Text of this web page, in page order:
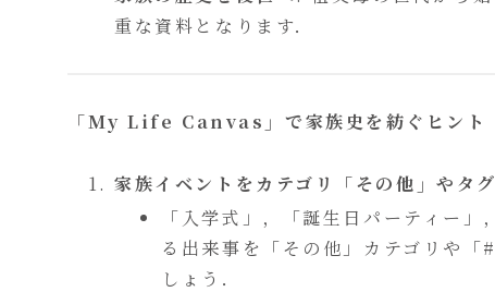
重な資料となります．
「My Life Canvas」で家族史を紡ぐヒント
家族イベントをカテゴリ「その他」やタ
「入学式」，「誕生日パーティー
る出来事を「その他」カテゴリや
しょう．